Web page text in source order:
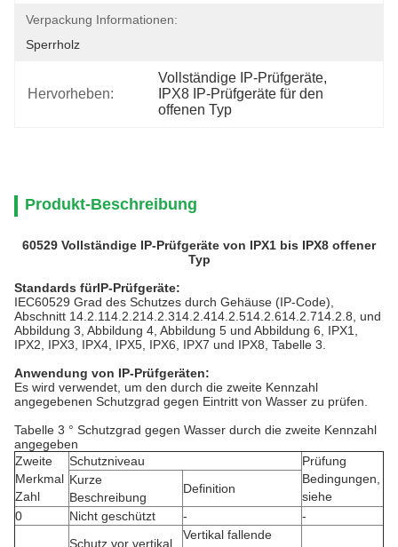
Verpackung Informationen:
Sperrholz
Hervorheben:
Vollständige IP-Prüfgeräte,
IPX8 IP-Prüfgeräte für den
offenen Typ
Produkt-Beschreibung
60529 Vollständige IP-Prüfgeräte von IPX1 bis IPX8 offener
Typ
Standards fürIP-Prüfgeräte:
IEC60529 Grad des Schutzes durch Gehäuse (IP-Code),
Abschnitt 14.2.114.2.214.2.314.2.414.2.514.2.614.2.714.2.8, und
Abbildung 3, Abbildung 4, Abbildung 5 und Abbildung 6, IPX1,
IPX2, IPX3, IPX4, IPX5, IPX6, IPX7 und IPX8, Tabelle 3.
Anwendung von IP-Prüfgeräten:
Es wird verwendet, um den durch die zweite Kennzahl
angegebenen Schutzgrad gegen Eintritt von Wasser zu prüfen.
Tabelle 3 ° Schutzgrad gegen Wasser durch die zweite Kennzahl
angegeben
Zweite
Merkmal
Zahl
Schutzniveau
Prüfung
Bedingungen,
siehe
Kurze
Beschreibung
Definition
0
Nicht geschützt -
-
Schutz vor vertikal
Vertikal fallende